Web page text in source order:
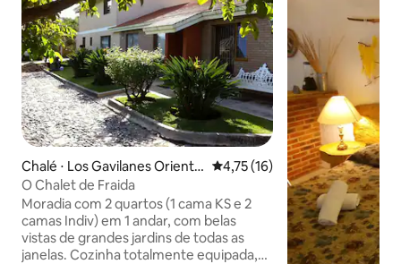
Chalé ⋅ Los Gavilanes Orient
e, Municipio de Tlajomulco
4,75 de uma avaliação média
4,75 (16)
O Chalet de Fraida
Moradia com 2 quartos (1 cama KS e 2
camas Indiv) em 1 andar, com belas
vistas de grandes jardins de todas as
janelas. Cozinha totalmente equipada,